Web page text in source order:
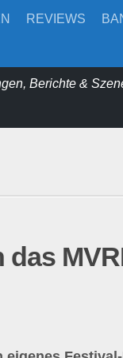
REVIEWS
Berichte &